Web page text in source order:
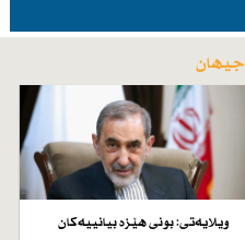
جیهان
ویلایەتی: بونی هێزە بیانییەكان